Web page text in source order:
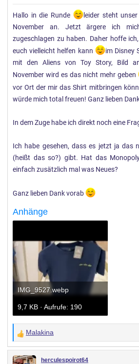
Hallo in die Runde
leider steht
November an. Jetzt ärgere ich
zugeschlagen zu haben. Daher hoffe
euch vielleicht helfen kann
im Disney
mit den Aliens von Toy Story, Bild
November wird es das nicht mehr geben
vor Ort der mir das Shirt mitbringen
würde mich total freuen! Ganz lieben
In dem Zuge habe ich direkt noch eine
Ich habe gesehen, dass es jetzt ja das
(heißt das so?) gibt. Hat das
einfach zusätzlich mal was Neues?
Ganz lieben Dank vorab
Anhänge
IMG_9527.webp
9,7 KB · Aufrufe: 190
W
e
r
Malakina
herculespoirot64